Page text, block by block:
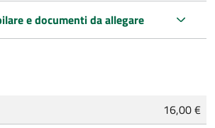
e documenti da allegare
16,00 €